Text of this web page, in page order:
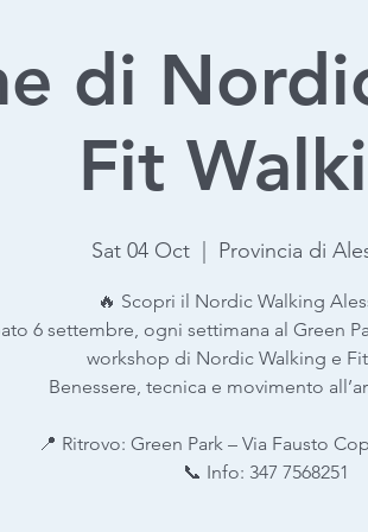
di
Fit
Sat 04 Oct Provincia di
🔥 Scopri il Nordic Walking
6 settembre, ogni settimana al Green
workshop di Nordic Walking e
Benessere, tecnica e movimento
📍 Ritrovo: Green Park – Via Fausto
📞 Info: 347 7568251